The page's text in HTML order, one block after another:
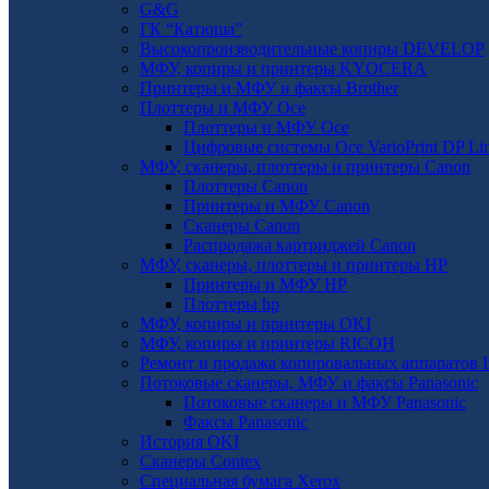
G&G
ГК “Катюша”
Высокопроизводительные копиры DEVELOP
МФУ, копиры и принтеры KYOCERA
Принтеры и МФУ и факсы Brother
Плоттеры и МФУ Oce
Плоттеры и МФУ Oce
Цифровые системы Oce VarioPrint DP
МФУ, сканеры, плоттеры и принтеры Canon
Плоттеры Canon
Принтеры и МФУ Canon
Сканеры Canon
Распродажа картриджей Canon
МФУ, сканеры, плоттеры и принтеры HP
Принтеры и МФУ HP
Плоттеры hp
МФУ, копиры и принтеры OKI
МФУ, копиры и принтеры RICOH
Ремонт и продажа копировальных аппаратов
Потоковые сканеры, МФУ и факсы Panasonic
Потоковые сканеры и МФУ Panasonic
Факсы Panasonic
История OKI
Сканеры Contex
Специальная бумага Xerox